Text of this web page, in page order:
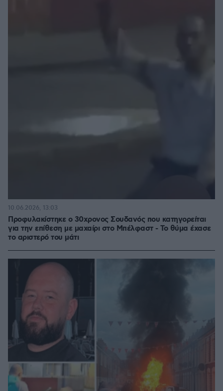
Προφυλακίστηκε ο 30χρονος Σουδανός που κατηγορείται
για την επίθεση με μαχαίρι στο Μπέλφαστ - Το θύμα έχασε
το αριστερό του μάτι
10.06.2026, 13:03